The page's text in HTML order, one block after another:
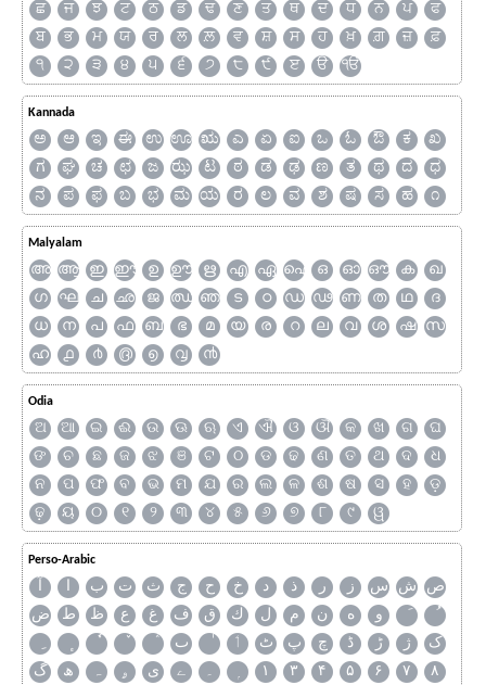
ਛ
ਜ ਝ ਟ ਠ ਡ ਢ ਣ ਤ ਥ ਦ ਧ ਨ ਪ
ਫ
ਬ
ਭ ਮ ਯ ਰ ਲ ਲ਼ ਵ ਸ਼ ਸ ਹ ਖ਼ ਗ਼ ਜ਼
ਫ਼
੧
੨ ੩ ੪ ੫ ੬ ੭ ੮ ੯ ੲ ੳ ੴ
Kannada
ಅ ಆ ಇ ಈ ಉ ಊ ಋ ಎ ಏ ಐ ಒ ಓ ಔ ಕ
ಖ
ಗ
ಘ ಚ ಛ ಜ ಝ ಟ ಠ ಡ ಢ ಣ ತ ಥ ದ
ಧ
ನ
ಪ ಫ ಬ ಭ ಮ ಯ ರ ಲ ವ ಶ ಷ ಸ ಹ ೧
Malyalam
അ ആ ഇ ഈ ഉ ഊ ഋ എ ഏ ഐ ഒ ഓ ഔ ക
ഖ
ഗ
ഘ ച ഛ ജ ഝ ഞ ട ഠ ഡ ഢ ണ ത ഥ
ദ
ധ
ന പ ഫ ബ ഭ മ യ ര റ ല വ ശ ഷ
സ
ഹ
൧ ൪ ൫ ൭ ൮ ൯
Odia
ଅ ଆ ଇ ଈ ଉ ଊ ଋ ଏ ଐ ଓ ଔ କ ଖ ଗ
ଘ
ଙ
ଚ ଛ ଜ ଝ ଞ ଟ ଠ ଡ ଢ ଣ ତ ଥ ଦ
ଧ
ନ
ପ ଫ ବ ଭ ମ ଯ ର ଲ ଳ ଶ ଷ ସ ହ
ଡ଼
ଢ଼
ୟ ୦ ୧ ୨ ୩ ୪ ୫ ୬ ୭ ୮ ୯ ୱ
Perso-Arabic
آ ا ب ت ث ج ح خ د ذ ر ز س ش ص
ض
ط ظ ع غ ف ق ك ل م ن ه
و
ٮ
ٲ ٹ پ چ ڈ ڑ ژ
ک
گ
ھ ہ ۄ ی ے ۔ ۱ ۳ ۴ ۵ ۶ ۷
۸